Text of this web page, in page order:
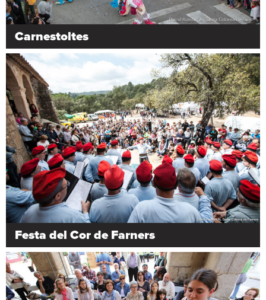
Carnestoltes
Festa del Cor de Farners